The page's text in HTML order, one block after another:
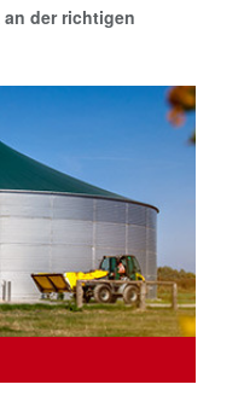
der richtigen